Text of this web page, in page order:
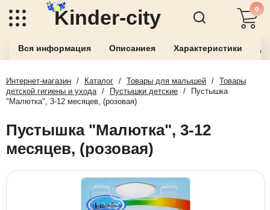
Kinder-city 0
Вся информация Описаниея Характеристики
Интернет-магазин / Каталог / Товары для малышей / Товары
детской гигиены и ухода / Пустышки детские /
Пустышка
"Малютка", 3-12 месяцев, (розовая)
Пустышка "Малютка", 3-12
месяцев, (розовая)